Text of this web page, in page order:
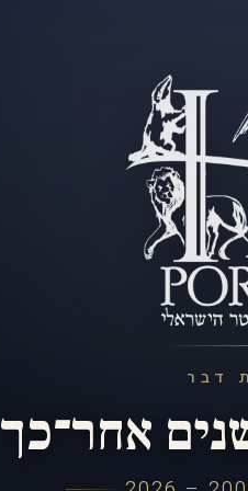
דבר
אחר־כך